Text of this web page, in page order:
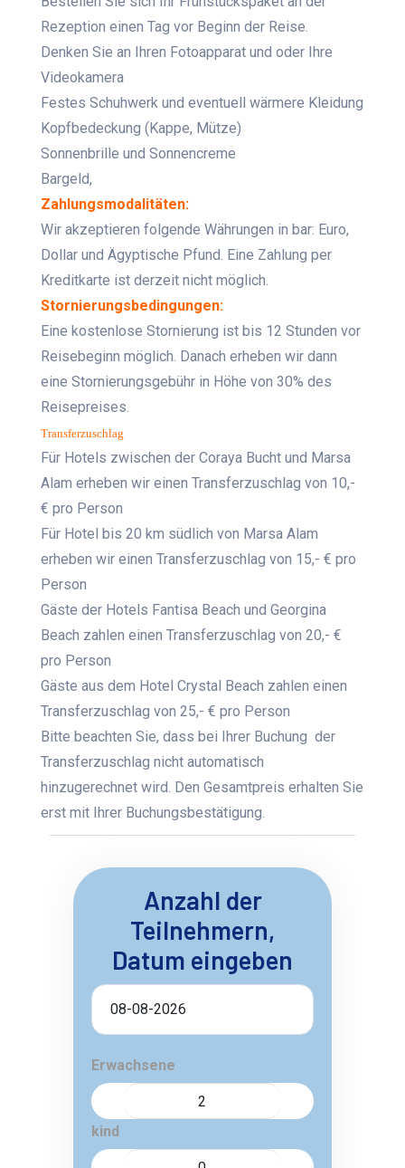
Rezeption einen Tag vor Beginn der Reise.
Denken Sie an Ihren Fotoapparat und oder Ihre
Videokamera
Festes Schuhwerk und eventuell wärmere Kleidung
Kopfbedeckung (Kappe, Mütze)
Sonnenbrille und Sonnencreme
Bargeld,
Zahlungsmodalitäten:
Wir akzeptieren folgende Währungen in bar: Euro,
Dollar und Ägyptische Pfund. Eine Zahlung per
Kreditkarte ist derzeit nicht möglich.
Stornierungsbedingungen:
Eine kostenlose Stornierung ist bis 12 Stunden vor
Reisebeginn möglich. Danach erheben wir dann
eine Stornierungsgebühr in Höhe von 30% des
Reisepreises.
Transferzuschlag
Für Hotels zwischen der Coraya Bucht und Marsa
Alam erheben wir einen Transferzuschlag von 10,-
€ pro Person
Für Hotel bis 20 km südlich von Marsa Alam
erheben wir einen Transferzuschlag von 15,- € pro
Person
Gäste der Hotels Fantisa Beach und Georgina
Beach zahlen einen Transferzuschlag von 20,- €
pro Person
Gäste aus dem Hotel Crystal Beach zahlen einen
Transferzuschlag von 25,- € pro Person
Bitte beachten Sie, dass bei Ihrer Buchung der
Transferzuschlag nicht automatisch
hinzugerechnet wird. Den Gesamtpreis erhalten Sie
erst mit Ihrer Buchungsbestätigung.
Anzahl der
Teilnehmern,
Datum eingeben
Erwachsene
kind